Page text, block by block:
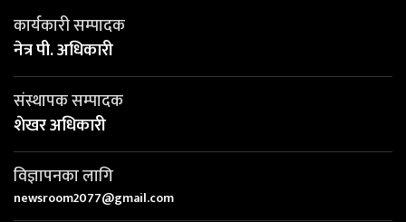
कार्यकारी सम्पादक
नेत्र पी. अधिकारी
संस्थापक सम्पादक
शेखर अधिकारी
विज्ञापनका लागि
newsroom2077@gmail.com